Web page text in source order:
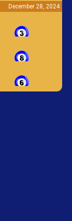
December 28, 2024